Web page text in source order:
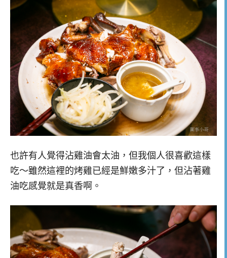
也許有人覺得沾雞油會太油，但我個人很喜歡這樣
吃～雖然這裡的烤雞已經是鮮嫩多汁了，但沾著雞
油吃感覺就是真香啊。